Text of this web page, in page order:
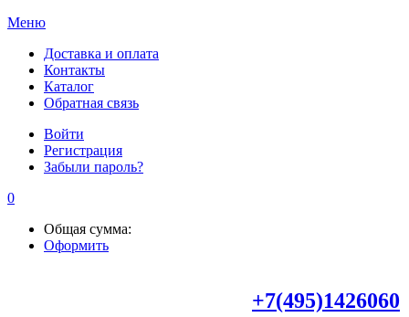
Меню
Доставка и оплата
Контакты
Каталог
Обратная связь
Войти
Регистрация
Забыли пароль?
0
Общая сумма:
Оформить
+7(495)1426060